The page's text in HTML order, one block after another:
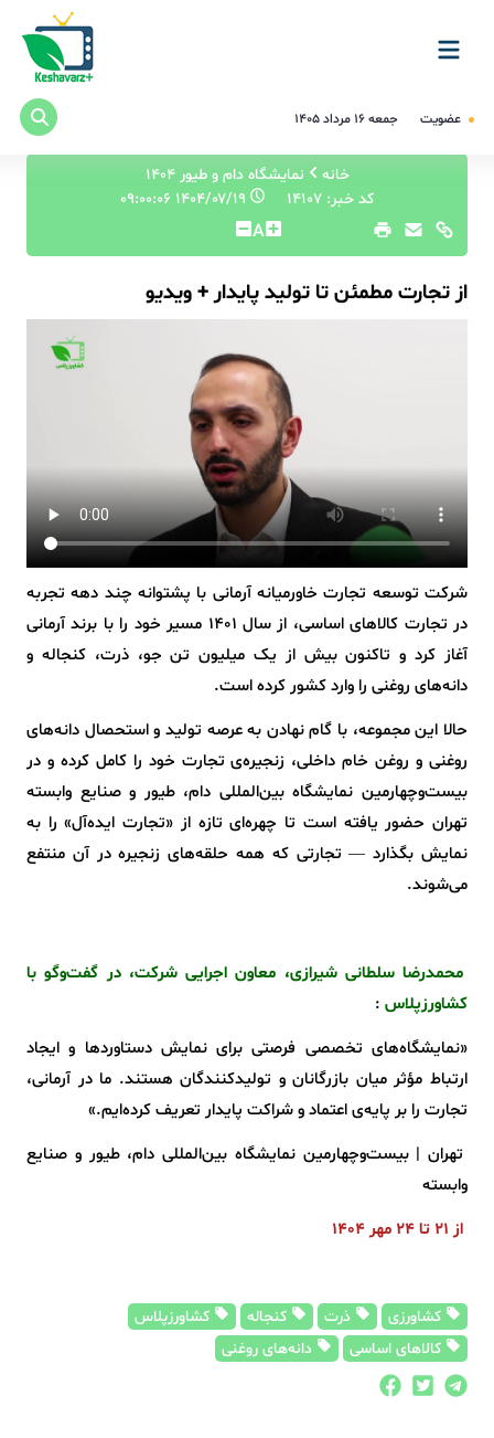
عضویت جمعه ۱۶ مرداد ۱۴۰۵
خانه
نمایشگاه دام و طیور 1404
کد خبر: 14107
A
از تجارت مطمئن تا تولید پایدار + ویدیو
شرکت توسعه تجارت خاورمیانه آرمانی با پشتوانه چند دهه تجربه
در تجارت کالاهای اساسی، از سال ۱۴۰۱ مسیر خود را با برند آرمانی
آغاز کرد و تاکنون بیش از یک میلیون تن جو، ذرت، کنجاله و
دانه‌های روغنی را وارد کشور کرده است.
حالا این مجموعه، با گام نهادن به عرصه تولید و استحصال دانه‌های
روغنی و روغن خام داخلی، زنجیره‌ی تجارت خود را کامل کرده و در
بیست‌و‌چهارمین نمایشگاه بین‌المللی دام، طیور و صنایع وابسته
تهران حضور یافته است تا چهره‌ای تازه از «تجارت ایده‌آل» را به
نمایش بگذارد — تجارتی که همه حلقه‌های زنجیره در آن منتفع
می‌شوند.
محمدرضا سلطانی شیرازی، معاون اجرایی شرکت، در گفت‌وگو با
کشاورزپلاس :
«نمایشگاه‌های تخصصی فرصتی برای نمایش دستاوردها و ایجاد
ارتباط مؤثر میان بازرگانان و تولیدکنندگان هستند. ما در آرمانی،
تجارت را بر پایه‌ی اعتماد و شراکت پایدار تعریف کرده‌ایم.»
تهران | بیست‌وچهارمین نمایشگاه بین‌المللی دام، طیور و صنایع
وابسته
از ۲۱ تا ۲۴ مهر ۱۴۰۴
کشاورزی ذرت کنجاله
کشاورزپلاس
کالاهای اساسی
دانه‌های روغنی